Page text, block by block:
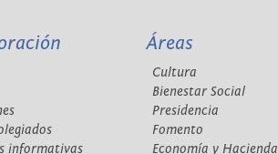
informativas
Áreas
Cultura
Bienestar Social
Presidencia
Fomento
Economía y Hacienda